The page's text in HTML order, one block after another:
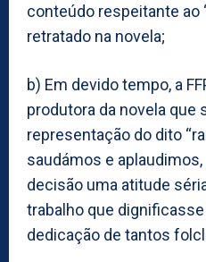
conteúdo respeitante ao
retratado na novela;
b) Em devido tempo, a
produtora da novela que
representação do dito
saudámos e
decisão uma atitude
trabalho que
dedicação de tantos